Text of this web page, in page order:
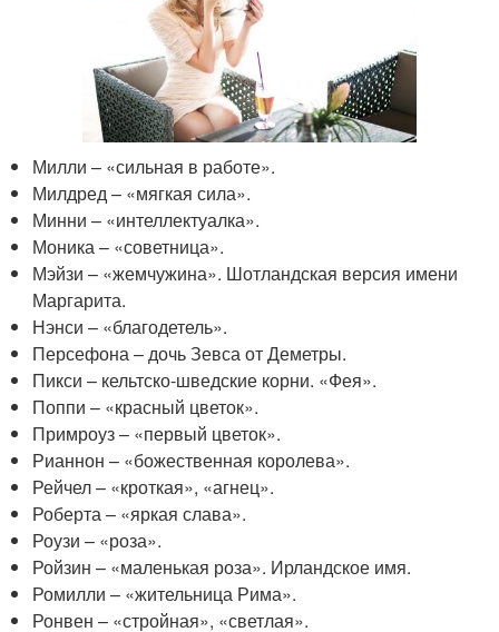
Милли – «сильная в работе».
Милдред – «мягкая сила».
Минни – «интеллектуалка».
Моника – «советница».
Мэйзи – «жемчужина». Шотландская версия имени
Маргарита.
Нэнси – «благодетель».
Персефона – дочь Зевса от Деметры.
Пикси – кельтско-шведские корни. «Фея».
Поппи – «красный цветок».
Примроуз – «первый цветок».
Рианнон – «божественная королева».
Рейчел – «кроткая», «агнец».
Роберта – «яркая слава».
Роузи – «роза».
Ройзин – «маленькая роза». Ирландское имя.
Ромилли – «жительница Рима».
Ронвен – «стройная», «светлая».